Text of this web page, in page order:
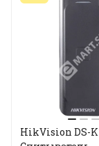
HikVision DS-